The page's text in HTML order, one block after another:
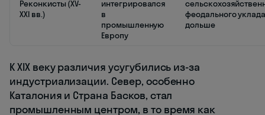
Реконкисты (XV-
XXI вв.)
интегрировался
в
промышленную
Европу
феодального
дольше
К XIX веку различия усугубились из-за
индустриализации. Север, особенно
Каталония и Страна Басков, стал
промышленным центром, в то время как